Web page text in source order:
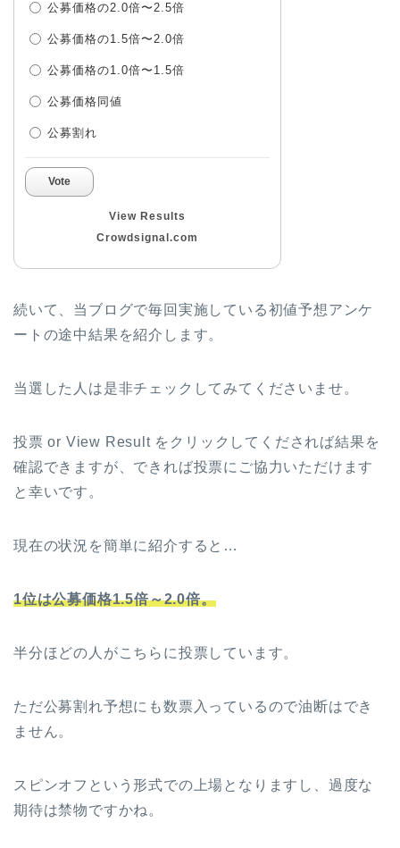
公募価格の2.0倍〜2.5倍
公募価格の1.5倍〜2.0倍
公募価格の1.0倍〜1.5倍
公募価格同値
公募割れ
Vote
View Results
Crowdsignal.com
続いて、当ブログで毎回実施している初値予想アンケ
ートの途中結果を紹介します。
当選した人は是非チェックしてみてくださいませ。
投票 or View Result をクリックしてくだされば結果を
確認できますが、できれば投票にご協力いただけます
と幸いです。
現在の状況を簡単に紹介すると…
1位は公募価格1.5倍～2.0倍。
半分ほどの人がこちらに投票しています。
ただ公募割れ予想にも数票入っているので油断はでき
ません。
スピンオフという形式での上場となりますし、過度な
期待は禁物ですかね。